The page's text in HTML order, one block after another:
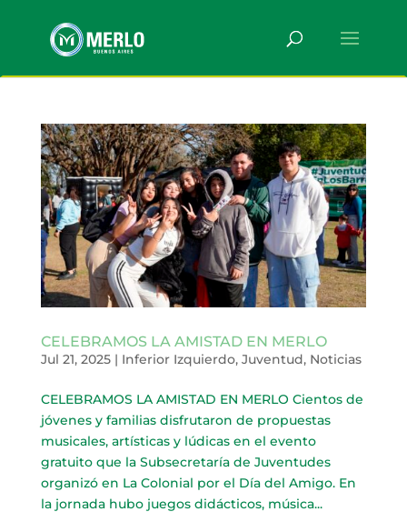
CELEBRAMOS LA AMISTAD EN MERLO
Jul 21, 2025| Inferior Izquierdo, Juventud, Noticias
CELEBRAMOS LA AMISTAD EN MERLO Cientos de
jóvenes y familias disfrutaron de propuestas
musicales, artísticas y lúdicas en el evento
gratuito que la Subsecretaría de Juventudes
organizó en La Colonial por el Día del Amigo. En
la jornada hubo juegos didácticos, música...